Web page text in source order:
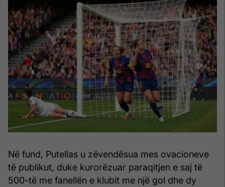
Në fund, Putellas u zëvendësua mes ovacioneve
të publikut, duke kurorëzuar paraqitjen e saj të
500-të me fanellën e klubit me një gol dhe dy